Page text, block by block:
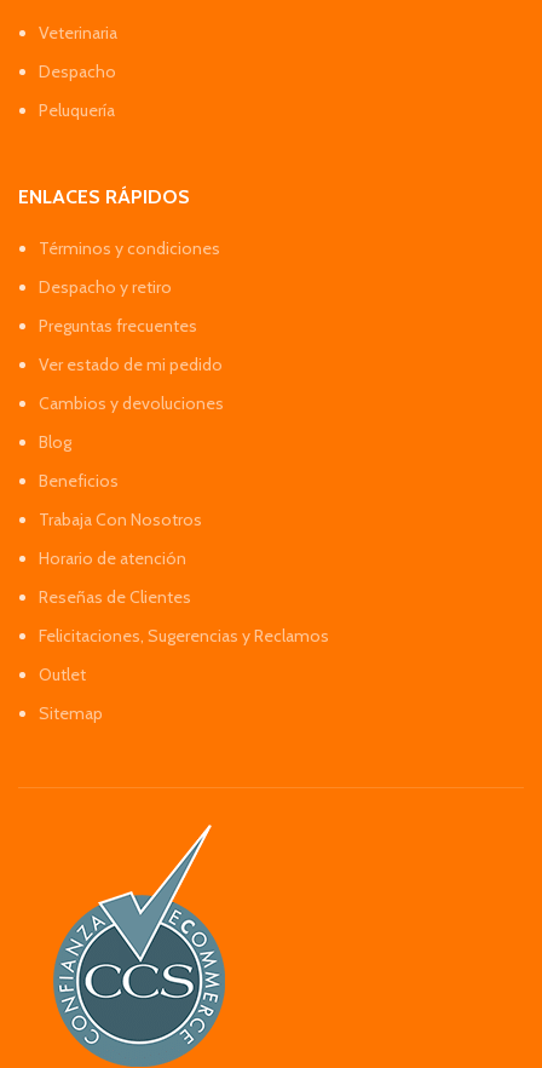
Veterinaria
Despacho
Peluquería
ENLACES RÁPIDOS
Términos y condiciones
Despacho y retiro
Preguntas frecuentes
Ver estado de mi pedido
Cambios y devoluciones
Blog
Beneficios
Trabaja Con Nosotros
Horario de atención
Reseñas de Clientes
Felicitaciones, Sugerencias y Reclamos
Outlet
Sitemap